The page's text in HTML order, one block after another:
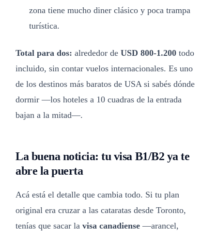
zona tiene mucho diner clásico y poca trampa
turística.
Total para dos: alrededor de USD 800-1.200 todo
incluido, sin contar vuelos internacionales. Es uno
de los destinos más baratos de USA si sabés dónde
dormir —los hoteles a 10 cuadras de la entrada
bajan a la mitad—.
La buena noticia: tu visa B1/B2 ya te
abre la puerta
Acá está el detalle que cambia todo. Si tu plan
original era cruzar a las cataratas desde Toronto,
tenías que sacar la visa canadiense —arancel,